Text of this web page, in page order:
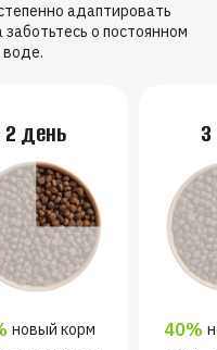
адаптировать
о постоянном
воде.
2 день
новый корм 40%